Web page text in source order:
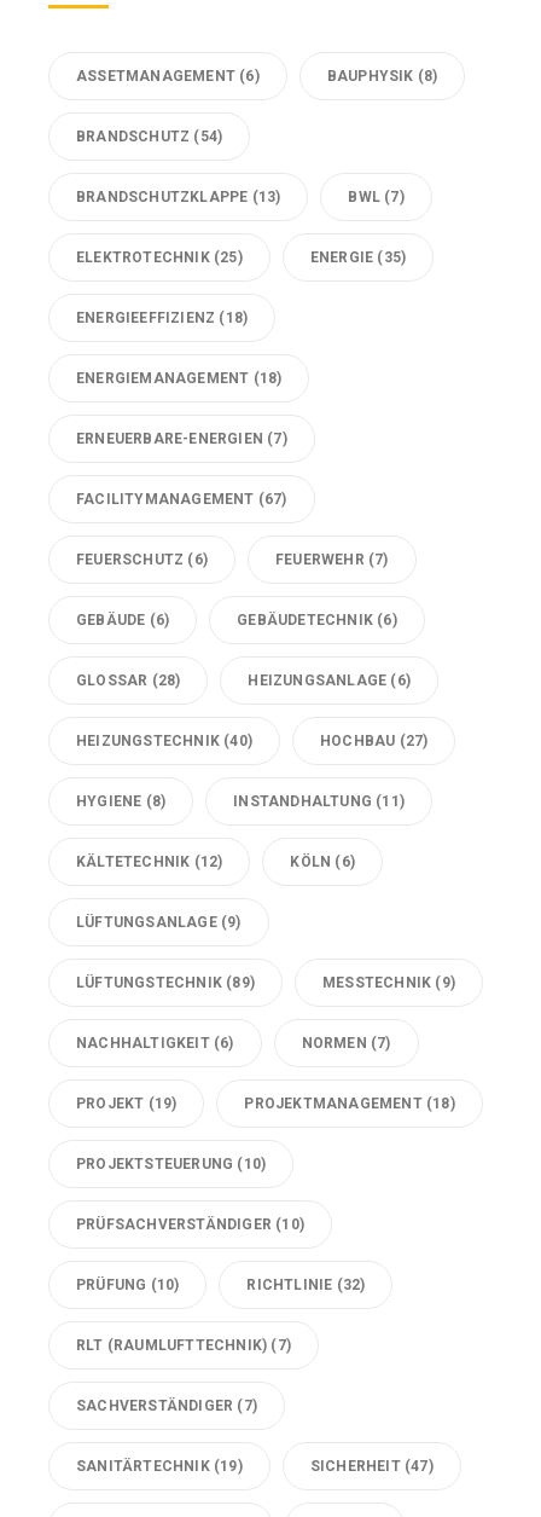
ASSETMANAGEMENT (6) BAUPHYSIK (8)
BRANDSCHUTZ (54)
BRANDSCHUTZKLAPPE (13) BWL (7)
ELEKTROTECHNIK(25) ENERGIE (35)
ENERGIEEFFIZIENZ (18)
ENERGIEMANAGEMENT (18)
ERNEUERBARE-ENERGIEN (7)
FACILITYMANAGEMENT (67)
FEUERSCHUTZ (6) FEUERWEHR (7)
GEBÄUDE (6) GEBÄUDETECHNIK (6)
GLOSSAR (28) HEIZUNGSANLAGE (6)
HEIZUNGSTECHNIK (40) HOCHBAU (27)
HYGIENE (8) INSTANDHALTUNG (11)
KÄLTETECHNIK (12) KÖLN (6)
LÜFTUNGSANLAGE(9)
LÜFTUNGSTECHNIK (89) MESSTECHNIK (9)
NACHHALTIGKEIT(6) NORMEN (7)
PROJEKT (19) PROJEKTMANAGEMENT(18)
PROJEKTSTEUERUNG (10)
PRÜFSACHVERSTÄNDIGER (10)
PRÜFUNG (10) RICHTLINIE (32)
RLT (RAUMLUFTTECHNIK) (7)
SACHVERSTÄNDIGER (7)
SANITÄRTECHNIK(19) SICHERHEIT(47)